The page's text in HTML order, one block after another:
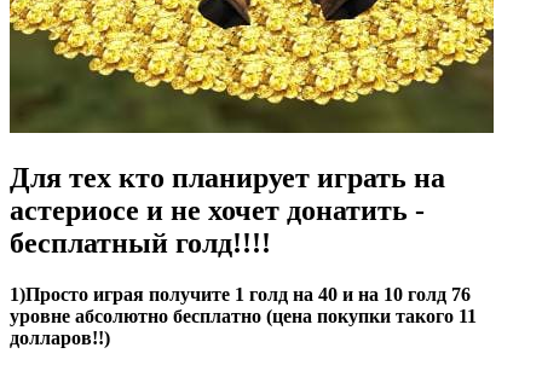
Для тех кто планирует играть на
астериосе и не хочет донатить -
бесплатный голд!!!!
1)Просто играя получите 1 голд на 40 и на 10 голд 76
уровне абсолютно бесплатно (цена покупки такого 11
долларов!!)